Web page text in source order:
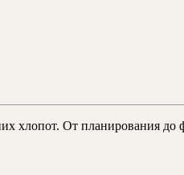
хлопот. От планирования